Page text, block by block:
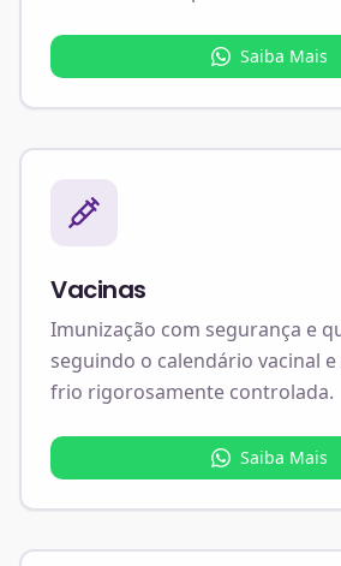
Saiba Mais
Vacinas
Imunização com segurança e
seguindo o calendário vacinal
frio rigorosamente controlada.
Saiba Mais